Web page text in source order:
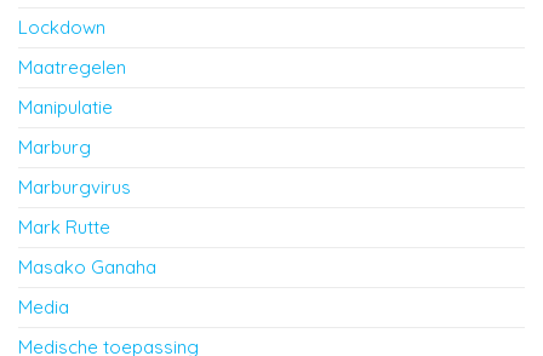
Lockdown
Maatregelen
Manipulatie
Marburg
Marburgvirus
Mark Rutte
Masako Ganaha
Media
Medische toepassing